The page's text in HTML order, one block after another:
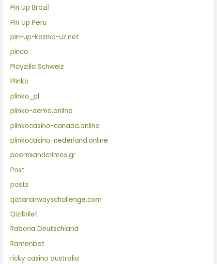
Pin Up Brazil
Pin Up Peru
pin-up-kazino-uz.net
pinco
Playzilla Schweiz
Plinko
plinko_pl
plinko-demo.online
plinkocasino-canada.online
plinkocasino-nederland.online
poemsandcrimes.gr
Post
posts
qatarairwayschallenge.com
Qizilbilet
Rabona Deutschland
Ramenbet
ricky casino australia